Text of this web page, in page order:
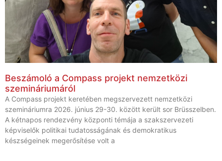
Beszámoló a Compass projekt nemzetközi
szemináriumáról
A Compass projekt keretében megszervezett nemzetközi
szemináriumra 2026. június 29-30. között került sor Brüsszelben.
A kétnapos rendezvény központi témája a szakszervezeti
képviselők politikai tudatosságának és demokratikus
készségeinek megerősítése volt a